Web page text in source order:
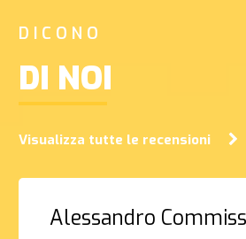
DICONO
DI NOI
Visualizza tutte le recensioni
Alessandro